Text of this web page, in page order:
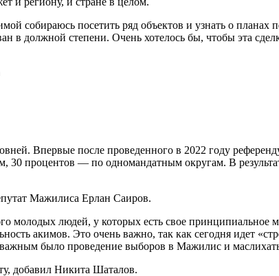
собираюсь посетить ряд объектов и узнать о планах
должной степени. Очень хотелось бы, чтобы эта
Впервые после проведенного в 2022 году
30 процентов — по одномандатным округам. В
Мажилиса Ерлан Саиров.
людей, у которых есть свое принципиальное
акимов. Это очень важно, так как сегодня идет
было проведение выборов в Мажилис и
добавил Никита Шаталов.